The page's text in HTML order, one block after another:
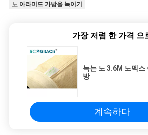
노 아라미드 가방을 녹이기
가장 저렴 한 가격 으
녹는 노 3.6M 노멕
방
계속하다